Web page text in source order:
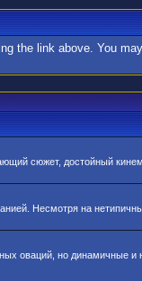
the link above. You
сюжет, достойный
Несмотря на
оваций, но динамичные